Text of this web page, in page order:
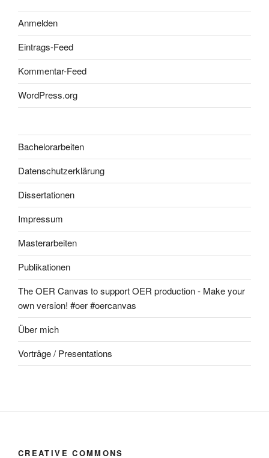
Anmelden
Eintrags-Feed
Kommentar-Feed
WordPress.org
Bachelorarbeiten
Datenschutzerklärung
Dissertationen
Impressum
Masterarbeiten
Publikationen
The OER Canvas to support OER production - Make your
own version! #oer #oercanvas
Über mich
Vorträge / Presentations
CREATIVE COMMONS